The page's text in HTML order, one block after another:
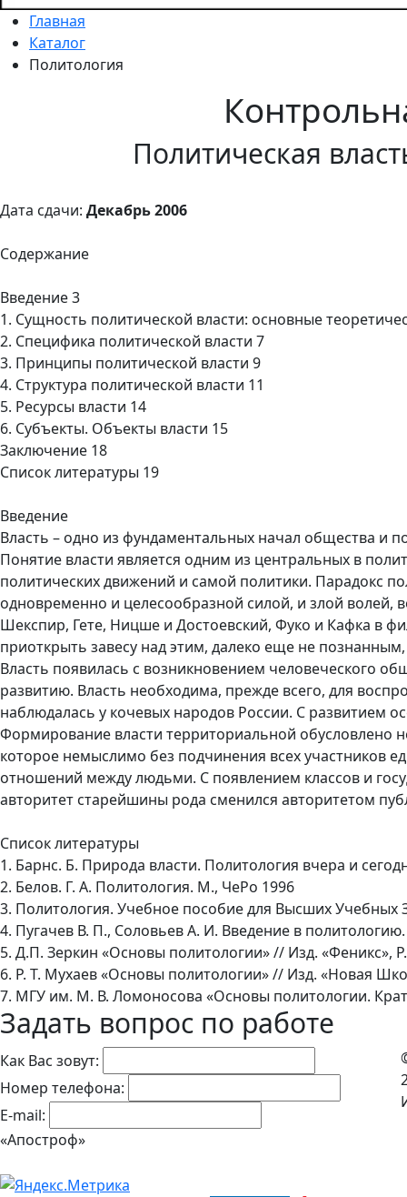
Главная
Каталог
Политология
Политическая
Дата сдачи: Декабрь 2006
Содержание
Введение 3
1. Сущность политической власти: основные
2. Специфика политической власти 7
3. Принципы политической власти 9
4. Структура политической власти 11
5. Ресурсы власти 14
6. Субъекты. Объекты власти 15
Заключение 18
Список литературы 19
Введение
Власть – одно из фундаментальных начал общества и
Понятие власти является одним из центральных в
политических движений и самой политики. Парадокс
одновременно и целесообразной силой, и злой волей,
Шекспир, Гете, Ницше и Достоевский, Фуко и Кафка в
приоткрыть завесу над этим, далеко еще не
Власть появилась с возникновением человеческого
развитию. Власть необходима, прежде всего, для
наблюдалась у кочевых народов России. С развитием
Формирование власти территориальной обусловлено
которое немыслимо без подчинения всех участников
отношений между людьми. С появлением классов и
авторитет старейшины рода сменился авторитетом
Список литературы
1. Барнс. Б. Природа власти. Политология вчера и
2. Белов. Г. А. Политология. М., ЧеРо 1996
3. Политология. Учебное пособие для Высших Учебных
4. Пугачев В. П., Соловьев А. И. Введение в
5. Д.П. Зеркин «Основы политологии» // Изд. «Феникс»,
6. Р. Т. Мухаев «Основы политологии» // Изд. «Новая
7. МГУ им. М. В. Ломоносова «Основы политологии.
Задать вопрос по работе
Как Вас зовут:
Номер телефона:
E-mail:
«Апостроф»